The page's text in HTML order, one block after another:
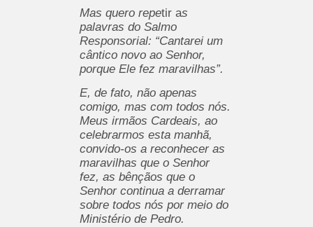
Mas quero repetir as
palavras do Salmo
Responsorial: “Cantarei um
cântico novo ao Senhor,
porque Ele fez maravilhas”.
E, de fato, não apenas
comigo, mas com todos nós.
Meus irmãos Cardeais, ao
celebrarmos esta manhã,
convido-os a reconhecer as
maravilhas que o Senhor
fez, as bênçãos que o
Senhor continua a derramar
sobre todos nós por meio do
Ministério de Pedro.